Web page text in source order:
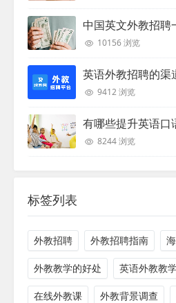
中国英文外教招聘
10156 浏览
英语外教招聘的渠
9412 浏览
有哪些提升英语口
8244 浏览
标签列表
外教招聘 外教招聘指南
外教教学的好处 英语外教教
在线外教课 外教背景调查